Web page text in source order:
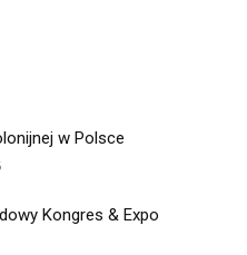
w Polsce
Kongres & Expo